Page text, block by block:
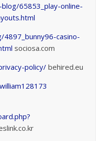
65853_play-online-
casino-
sociosa.com
policy/ behired.eu